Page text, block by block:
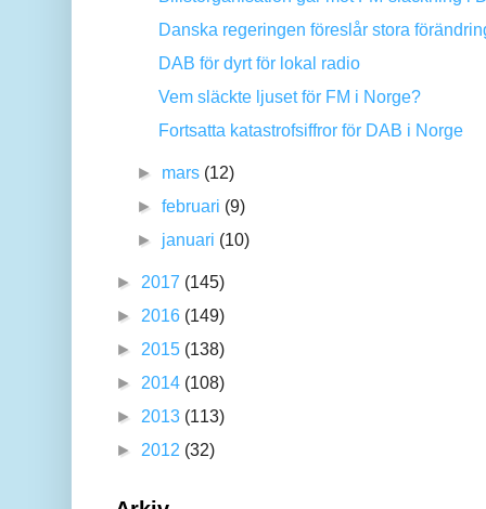
Danska regeringen föreslår stora
DAB för dyrt för lokal radio
Vem släckte ljuset för FM i Norge?
Fortsatta katastrofsiffror för DAB i Norge
► mars (12)
►februari (9)
► januari (10)
► 2017 (145)
► 2016 (149)
► 2015 (138)
► 2014 (108)
► 2013 (113)
► 2012 (32)